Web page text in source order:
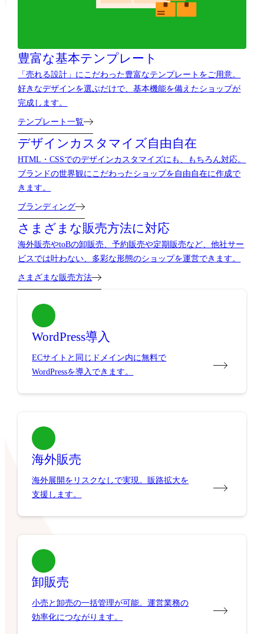
豊富な基本テンプレート
「売れる設計」にこだわった豊富なテンプレートをご用意。
好きなデザインを選ぶだけで、基本機能を備えたショップが
完成します。
テンプレート一覧
デザインカスタマイズ自由自在
HTML・CSSでのデザインカスタマイズにも、もちろん対応。
ブランドの世界観にこだわったショップを自由自在に作成で
きます。
ブランディング
さまざまな販売方法に対応
海外販売やtoBの卸販売、予約販売や定期販売など、他社サー
ビスでは叶わない、多彩な形態のショップを運営できます。
さまざまな販売方法
WordPress導入
ECサイトと同じドメイン内に無料で
WordPressを導入できます。
海外販売
海外展開をリスクなしで実現。販路拡大を
支援します。
卸販売
小売と卸売の一括管理が可能。運営業務の
効率化につながります。